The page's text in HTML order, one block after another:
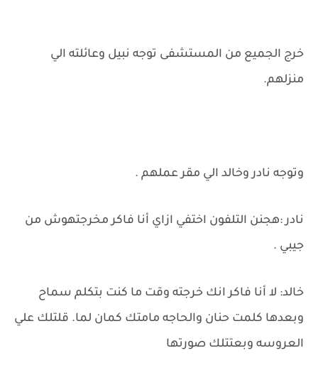
خرج الجميع من المستشفى توجه نبيل وعائلته الي
منزلهم.
وتوجه نادر وخالد الي مقر عملهم .
نادر :هجنن التلفون اختفي ازاي أنا فاكر مخرجتهوش من
جيبي .
خالد: لا أنا فاكر انك خرجته وقت ما كنت بتكلم سماح
وبعدها كلمت حنان والحاجه مامتك كمان لما. قلتلك علي
العروسه وبعتتلك صورتها